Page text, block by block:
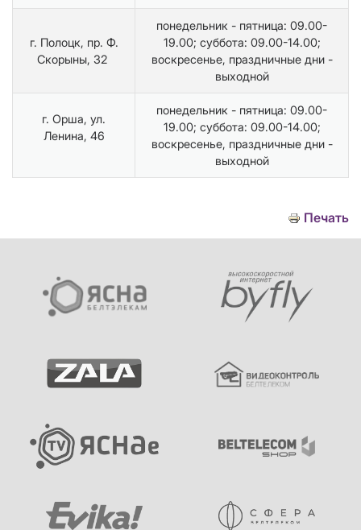
г. Полоцк, пр. Ф.
Скорыны, 32
понедельник - пятница: 09.00-
19.00; суббота: 09.00-14.00;
воскресенье, праздничные дни -
выходной
г. Орша, ул.
Ленина, 46
понедельник - пятница: 09.00-
19.00; суббота: 09.00-14.00;
воскресенье, праздничные дни -
выходной
Печать